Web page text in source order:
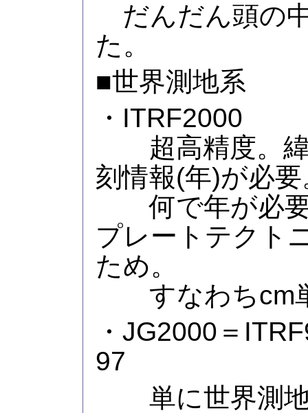
だんだん頭の
た。
■世界測地系
・ITRF2000
超高精度。緯
刻情報(年)が必要
何で年が必要
プレートテクト
ため。
すなわちcm
・JG2000＝
97
単に世界測地